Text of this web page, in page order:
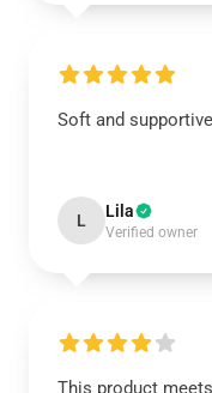
Soft and
L Lila
Verified owner
This product